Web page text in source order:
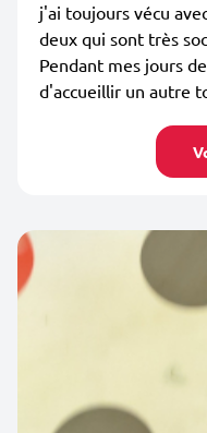
j'ai toujours vécu
deux qui sont très
Pendant mes jours
d'accueillir un autre